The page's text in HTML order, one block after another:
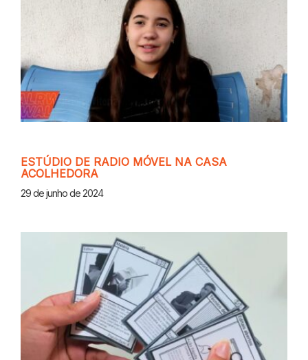
ESTÚDIO DE RADIO MÓVEL NA CASA
ACOLHEDORA
29 de junho de 2024